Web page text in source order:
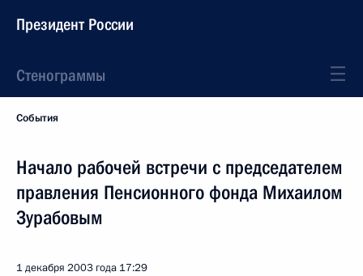
Президент России
Стенограммы
События
Начало рабочей встречи с председателем
правления Пенсионного фонда Михаилом
Зурабовым
1 декабря 2003 года 17:29